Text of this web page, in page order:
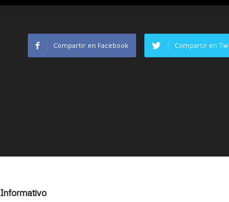
Compartir en Facebook Compartir en